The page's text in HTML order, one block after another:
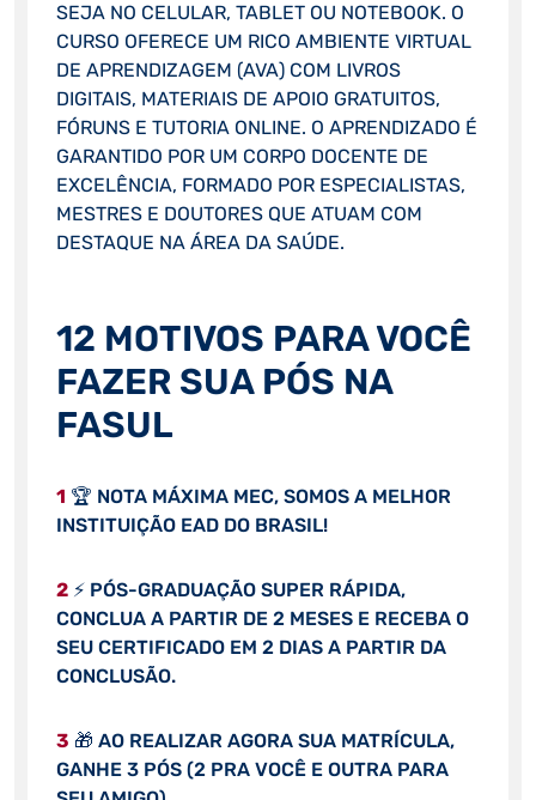
SEJA NO CELULAR, TABLET OU NOTEBOOK. O
CURSO OFERECE UM RICO AMBIENTE VIRTUAL
DE APRENDIZAGEM (AVA) COM LIVROS
DIGITAIS, MATERIAIS DE APOIO GRATUITOS,
FÓRUNS E TUTORIA ONLINE. O APRENDIZADO É
GARANTIDO POR UM CORPO DOCENTE DE
EXCELÊNCIA, FORMADO POR ESPECIALISTAS,
MESTRES E DOUTORES QUE ATUAM COM
DESTAQUE NA ÁREA DA SAÚDE.
12 MOTIVOS PARA VOCÊ
FAZER SUA PÓS NA
FASUL
1 🏆 NOTA MÁXIMA MEC, SOMOS A MELHOR
INSTITUIÇÃO EAD DO BRASIL!
2⚡ PÓS-GRADUAÇÃO SUPER RÁPIDA,
CONCLUA A PARTIR DE 2 MESES E RECEBA O
SEU CERTIFICADO EM 2 DIAS A PARTIR DA
CONCLUSÃO.
3 🎁 AO REALIZAR AGORA SUA MATRÍCULA,
GANHE 3 PÓS (2 PRA VOCÊ E OUTRA PARA